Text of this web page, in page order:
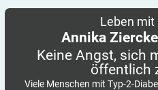
Leben mit
Annika
Keine Angst, sich
öffentlich
Viele Menschen mit Typ-2-